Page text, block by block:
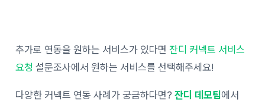
추가로 연동을 원하는 서비스가 있다면 잔디 커넥트 서비스
요청 설문조사에서 원하는 서비스를 선택해주세요!
다양한 커넥트 연동 사례가 궁금하다면?잔디 데모팀에서